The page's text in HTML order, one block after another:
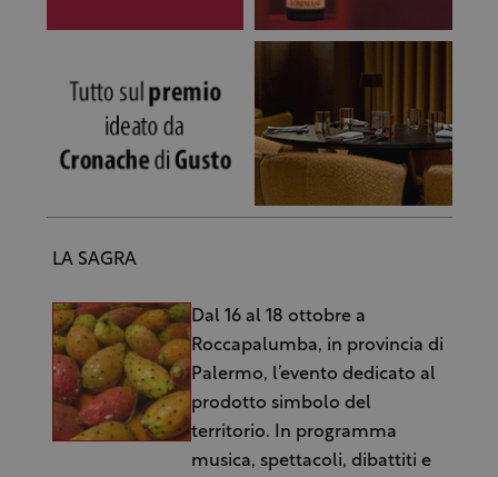
LA SAGRA
Dal 16 al 18 ottobre a
Roccapalumba, in provincia di
Palermo, l’evento dedicato al
prodotto simbolo del
territorio. In programma
musica, spettacoli, dibattiti e